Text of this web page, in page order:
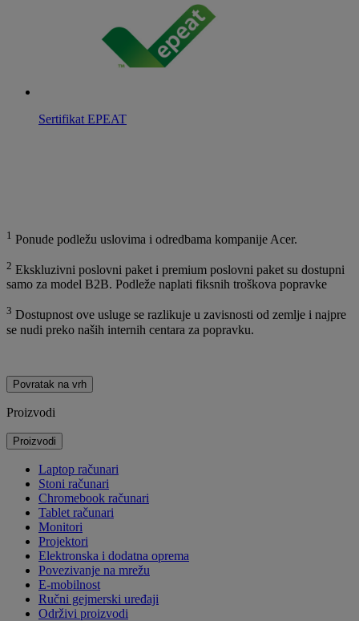
Sertifikat EPEAT
1 Ponude podležu uslovima i odredbama kompanije Acer.
2 Ekskluzivni poslovni paket i premium poslovni paket su dostupni
samo za model B2B. Podleže naplati fiksnih troškova popravke
3 Dostupnost ove usluge se razlikuje u zavisnosti od zemlje i najpre
se nudi preko naših internih centara za popravku.
Povratak na vrh
Proizvodi
Proizvodi
Laptop računari
Stoni računari
Chromebook računari
Tablet računari
Monitori
Projektori
Elektronska i dodatna oprema
Povezivanje na mrežu
E-mobilnost
Ručni gejmerski uređaji
Održivi proizvodi